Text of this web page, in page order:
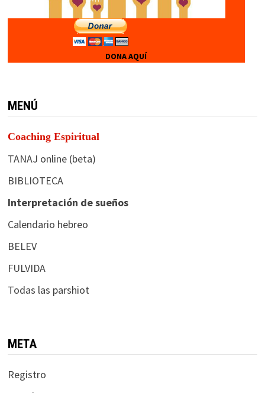
DONA AQUÍ
MENÚ
Coaching Espiritual
TANAJ online (beta)
BIBLIOTECA
Interpretación de sueños
Calendario hebreo
BELEV
FULVIDA
Todas las parshiot
META
Registro